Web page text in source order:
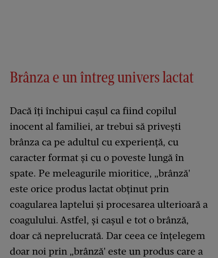
Brânza e un întreg univers lactat
Dacă îți închipui cașul ca fiind copilul
inocent al familiei, ar trebui să privești
brânza ca pe adultul cu experiență, cu
caracter format și cu o poveste lungă în
spate. Pe meleagurile mioritice, „brânză'
este orice produs lactat obținut prin
coagularea laptelui și procesarea ulterioară a
coagulului. Astfel, și cașul e tot o brânză,
doar că neprelucrată. Dar ceea ce înțelegem
doar noi prin „brânză' este un produs care a